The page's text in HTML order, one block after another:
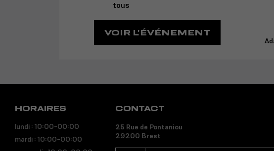
tous
VOIR L'ÉVÉNEMENT
HORAIRES
lundi : 10:00-00:00
mardi : 10:00-00:00
CONTACT
25 Rue de Pontaniou
29200 Brest